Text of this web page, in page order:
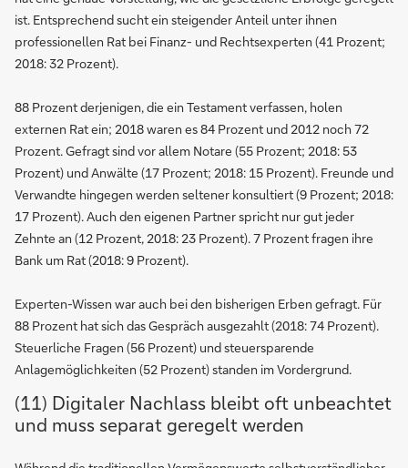
ist. Entsprechend sucht ein steigender Anteil unter ihnen
professionellen Rat bei Finanz- und Rechtsexperten (41 Prozent;
2018: 32 Prozent).
88 Prozent derjenigen, die ein Testament verfassen, holen
externen Rat ein; 2018 waren es 84 Prozent und 2012 noch 72
Prozent. Gefragt sind vor allem Notare (55 Prozent; 2018: 53
Prozent) und Anwälte (17 Prozent; 2018: 15 Prozent). Freunde und
Verwandte hingegen werden seltener konsultiert (9 Prozent; 2018:
17 Prozent). Auch den eigenen Partner spricht nur gut jeder
Zehnte an (12 Prozent, 2018: 23 Prozent). 7 Prozent fragen ihre
Bank um Rat (2018: 9 Prozent).
Experten-Wissen war auch bei den bisherigen Erben gefragt. Für
88 Prozent hat sich das Gespräch ausgezahlt (2018: 74 Prozent).
Steuerliche Fragen (56 Prozent) und steuersparende
Anlagemöglichkeiten (52 Prozent) standen im Vordergrund.
(11) Digitaler Nachlass bleibt oft unbeachtet
und muss separat geregelt werden